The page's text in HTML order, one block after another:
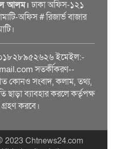
আলম। ঢাকা অফিস-১২১
অফিস # রিজার্ভ বাজার
ইমেইল:-
সতর্কীকরণ--
কোনও সংবাদ, কলাম, তথ্য,
ছাড়া ব্যাবহার করলে কর্তৃপক্ষ
করবে।
Chtnews24.com